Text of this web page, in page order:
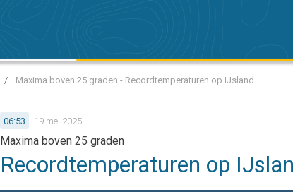
/ Maxima boven 25 graden - Recordtemperaturen op IJsland
06:53 19 mei 2025
Maxima boven 25 graden
Recordtemperaturen op